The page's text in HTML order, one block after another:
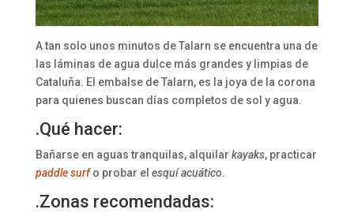
A tan solo unos minutos de Talarn se encuentra una de
las láminas de agua dulce más grandes y limpias de
Cataluña. El embalse de Talarn, es la joya de la corona
para quienes buscan días completos de sol y agua.
.Qué hacer:
Bañarse en aguas tranquilas, alquilar kayaks, practicar
paddle surfo probar el esquí acuático.
.Zonas recomendadas: